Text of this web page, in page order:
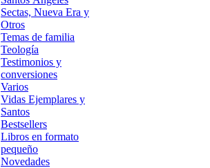
Sectas, Nueva Era y
Otros
Temas de familia
Teología
Testimonios y
conversiones
Varios
Vidas Ejemplares y
Santos
Bestsellers
Libros en formato
pequeño
Novedades